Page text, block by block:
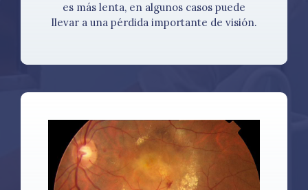
es más lenta, en algunos casos puede
llevar a una pérdida importante de visión.